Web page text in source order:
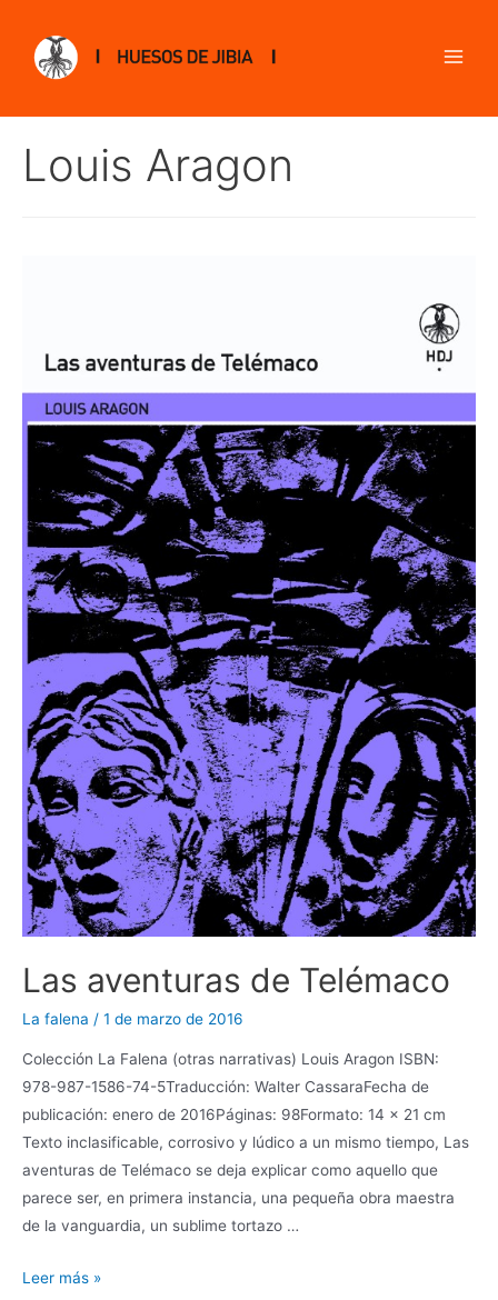
Louis Aragon
Las aventuras de Telémaco
La falena / 1 de marzo de 2016
Colección La Falena (otras narrativas) Louis Aragon ISBN:
978-987-1586-74-5Traducción: Walter CassaraFecha de
publicación: enero de 2016Páginas: 98Formato: 14 x 21 cm
Texto inclasificable, corrosivo y lúdico a un mismo tiempo, Las
aventuras de Telémaco se deja explicar como aquello que
parece ser, en primera instancia, una pequeña obra maestra
de la vanguardia, un sublime tortazo …
Leer más »